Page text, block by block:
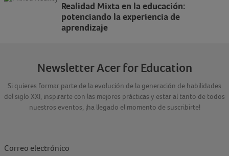
Realidad Mixta en la educación:
potenciando la experiencia de
aprendizaje
Newsletter Acer for Education
Si quieres formar parte de la evolución de la generación de habilidades
del siglo XXI, inspirarte con las mejores prácticas y estar al tanto de todos
nuestros eventos, ¡ha llegado el momento de suscribirte!